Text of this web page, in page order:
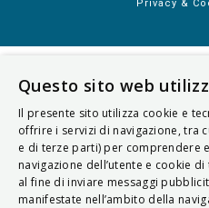
Privacy &
Questo sito web
Il presente sito utilizza cookie e
offrire i servizi di navigazione, tra
e di terze parti) per comprendere
navigazione dell’utente e cookie
al fine di inviare messaggi
manifestate nell’ambito della